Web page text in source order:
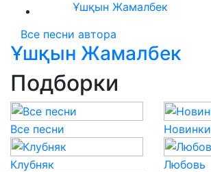
Ұшқын Жамалбек
Все песни автора
Ұшқын Жамалбек
Подборки
Все песни Новинки
Клубняк Любовь